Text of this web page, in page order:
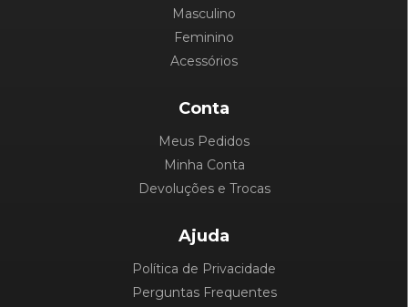
Masculino
Feminino
Acessórios
Conta
Meus Pedidos
Minha Conta
Devoluções e Trocas
Ajuda
Política de Privacidade
Perguntas Frequentes